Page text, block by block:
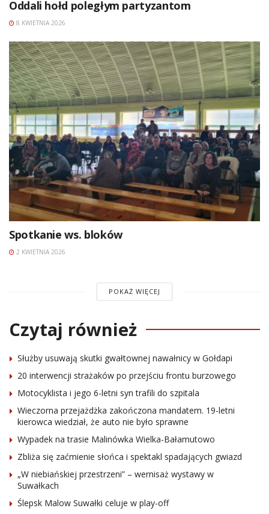
Oddali hołd poległym partyzantom
8 KWIETNIA 2026
Spotkanie ws. bloków
2 KWIETNIA 2026
POKAŻ WIĘCEJ
Czytaj również
Służby usuwają skutki gwałtownej nawałnicy w Gołdapi
20 interwencji strażaków po przejściu frontu burzowego
Motocyklista i jego 6-letni syn trafili do szpitala
Wieczorna przejażdżka zakończona mandatem. 19-letni
kierowca wiedział, że auto nie było sprawne
Wypadek na trasie Malinówka Wielka-Bałamutowo
Zbliża się zaćmienie słońca i spektakl spadających gwiazd
„W niebiańskiej przestrzeni” – wernisaż wystawy w
Suwałkach
Ślepsk Malow Suwałki celuje w play-off